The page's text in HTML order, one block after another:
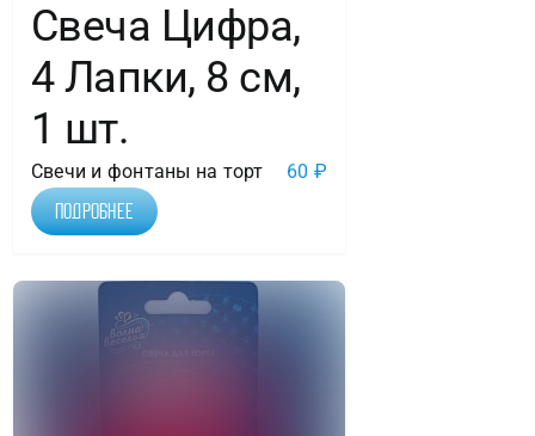
Свеча Цифра,
4 Лапки, 8 см,
1 шт.
Свечи и фонтаны на торт 60 ₽
Подробнее